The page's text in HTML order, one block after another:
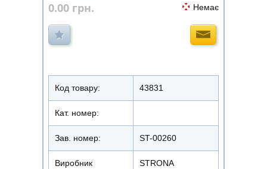
0.00 грн. Немає
Код товару: 43831
Кат. номер:
Зав. номер: ST-00260
Виробник STRONA